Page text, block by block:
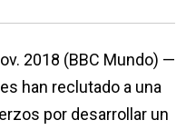
2018 (BBC Mundo) —
han reclutado a una
por desarrollar un